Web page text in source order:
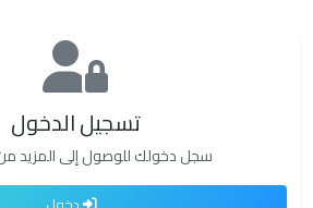
سجل دخولك للوصول إلى المزيد من
دخول
تسجيل جديد